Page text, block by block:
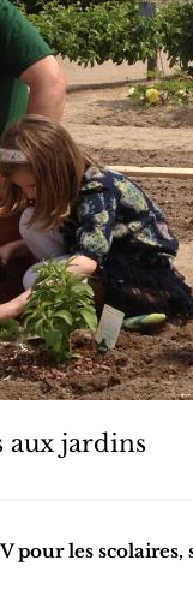
aux jardins
pour les